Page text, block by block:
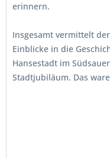
erinnern.
Insgesamt vermittelt
Einblicke in die
Hansestadt im
Stadtjubiläum. Das